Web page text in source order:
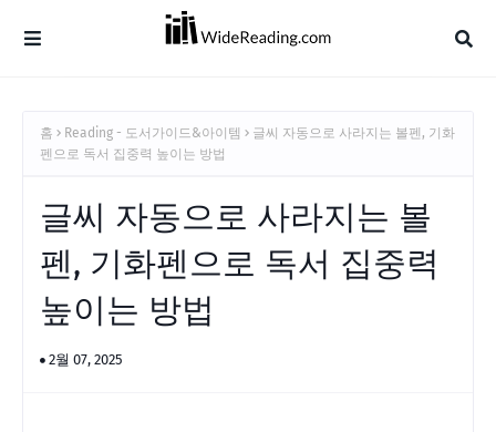
홈 Reading - 도서가이드&아이템
글씨 자동으로 사라지는 볼펜, 기화
펜으로 독서 집중력 높이는 방법
글씨 자동으로 사라지는 볼
펜, 기화펜으로 독서 집중력
높이는 방법
2월 07, 2025